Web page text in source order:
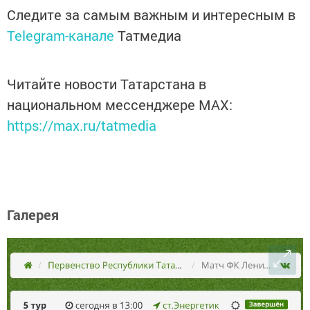
Следите за самым важным и интересным в
Telegram-канале Татмедиа
Читайте новости Татарстана в
национальном мессенджере MАХ:
https://max.ru/tatmedia
Галерея